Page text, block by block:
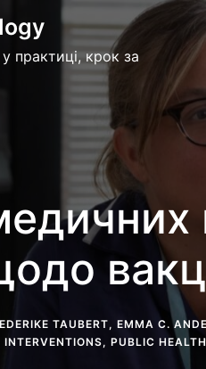
практиці, крок за
TAUBERT, EMMA C.
INTERVENTIONS, PUBLIC HEALTH